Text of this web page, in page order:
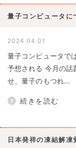
量子コンピュータに
2024.04.01
量子コンピュータで
予想される 今月の話
せ、量子のもつれ...
続きを読む
日本発祥の凍結解凍